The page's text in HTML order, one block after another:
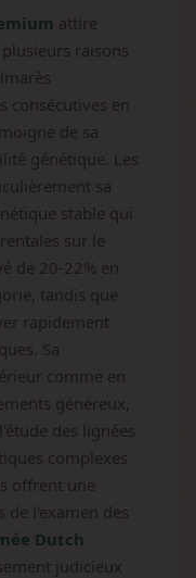
attire
raisons
consécutives en
de sa
génétique. Les
sa
stable qui
sur le
de 20-22% en
tandis que
rapidement
Sa
comme en
généreux,
des lignées
complexes
offrent une
de l'examen des
Dutch
judicieux